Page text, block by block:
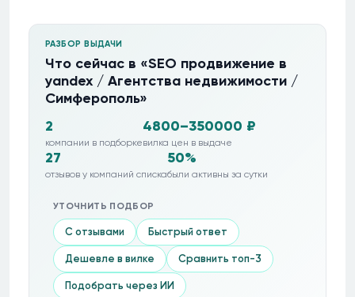
РАЗБОР ВЫДАЧИ
Что сейчас в «SEO продвижение в
yandex / Агентства недвижимости /
Симферополь»
2
компании в подборке
4800–350000 ₽
вилка цен в выдаче
27
отзывов у компаний списка
50%
были активны за сутки
УТОЧНИТЬ ПОДБОР
С отзывами Быстрый ответ
Дешевле в вилке Сравнить топ-3
Подобрать через ИИ